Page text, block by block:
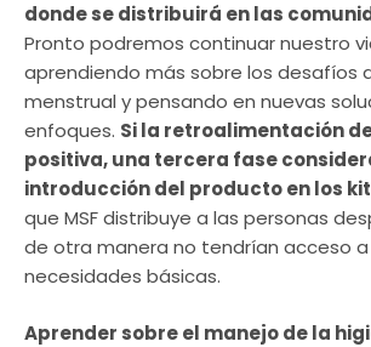
donde se distribuirá en las
Pronto podremos continuar nuestro
aprendiendo más sobre los desafíos
menstrual y pensando en nuevas
enfoques. Si la retroalimentación
positiva, una tercera fase
introducción del producto en los
que MSF distribuye a las personas
de otra manera no tendrían acceso
necesidades básicas.
Aprender sobre el manejo de la